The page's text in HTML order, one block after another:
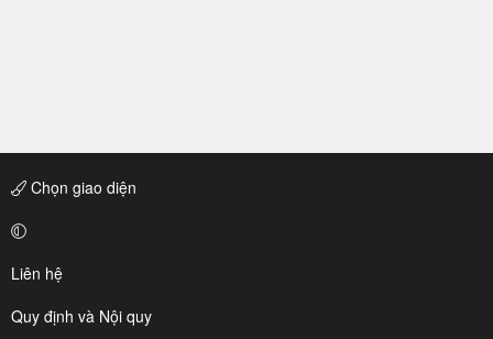
Chọn giao diện
Liên hệ
Quy định và Nội quy